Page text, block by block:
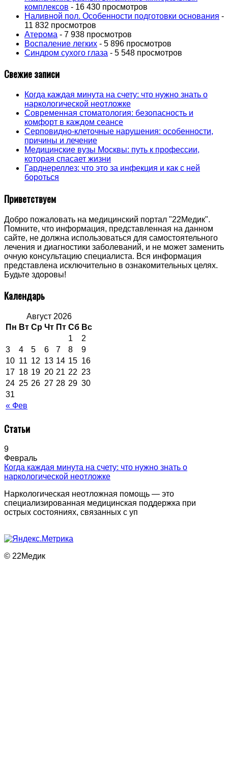
комплексов - 16 430 просмотров
Наливной пол. Особенности подготовки основания -
11 832 просмотров
Атерома - 7 938 просмотров
Воспаление легких - 5 896 просмотров
Синдром сухого глаза - 5 548 просмотров
Свежие записи
Когда каждая минута на счету: что нужно знать о
наркологической неотложке
Современная стоматология: безопасность и
комфорт в каждом сеансе
Серповидно-клеточные нарушения: особенности,
причины и лечение
Медицинские вузы Москвы: путь к профессии,
которая спасает жизни
Гарднереллез: что это за инфекция и как с ней
бороться
Приветствуем
Добро пожаловать на медицинский портал "22Медик".
Помните, что информация, представленная на данном
сайте, не должна использоваться для самостоятельного
лечения и диагностики заболеваний, и не может заменить
очную консультацию специалиста. Вся информация
представлена исключительно в ознакомительных целях.
Будьте здоровы!
Календарь
Август 2026
Пн Вт Ср Чт Пт Сб Вс
« Фев
1
2
3
4 5 6 7 8
9
10 11 12 13 14 15 16
17 18 19 20 21 22 23
24 25 26 27 28 29 30
31
Статьи
9
Февраль
Когда каждая минута на счету: что нужно знать о
наркологической неотложке
Наркологическая неотложная помощь — это
специализированная медицинская поддержка при
острых состояниях, связанных с уп
© 22Медик